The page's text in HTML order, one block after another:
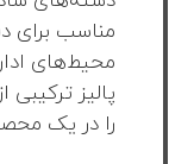
مناسب برای
محیط‌های
پالیز
را در یک